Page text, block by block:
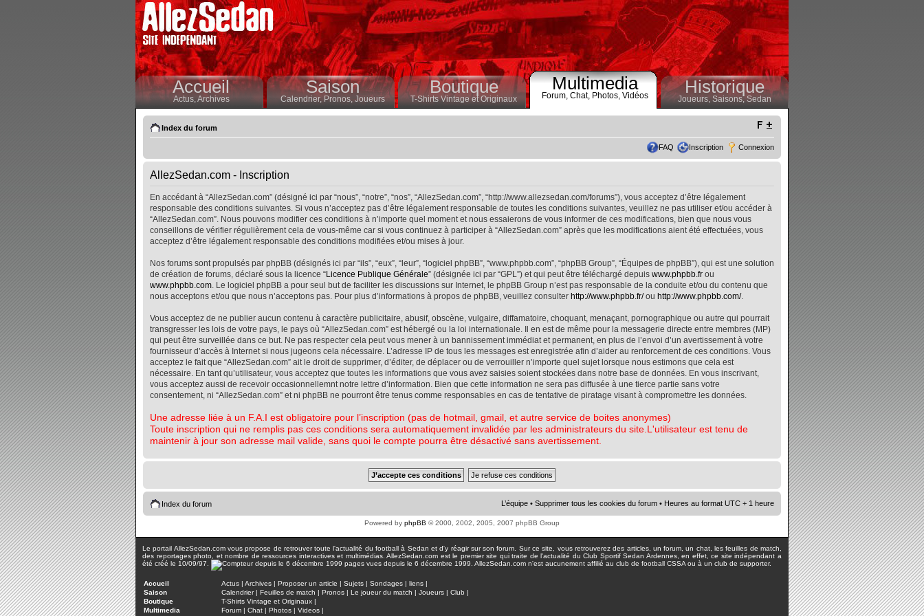
Accueil
Actus,Archives
Saison
Calendrier,Pronos, Joueurs
Boutique
T-Shirts Vintage et Originaux
Multimedia
Forum, Chat, Photos, Vidéos Historique
Joueurs, Saisons,Sedan
Index du forum
FAQ Inscription Connexion
AllezSedan.com - Inscription
En accédant à “AllezSedan.com” (désigné ici par “nous”, “notre”, “nos”, “AllezSedan.com”, “http://www.allezsedan.com/forums”), vous acceptez d’être légalement
responsable des conditions suivantes. Si vous n’acceptez pas d’être légalement responsable de toutes les conditions suivantes, veuillez ne pas utiliser et/ou accéder à
“AllezSedan.com”. Nous pouvons modifier ces conditions à n’importe quel moment et nous essaierons de vous informer de ces modifications, bien que nous vous
conseillons de vérifier régulièrement cela de vous-même car si vous continuez à participer à “AllezSedan.com” après que les modifications aient été effectuées, vous
acceptez d’être légalement responsable des conditions modifiées et/ou mises à jour.
Nos forums sont propulsés par phpBB (désignés ici par “ils”, “eux”, “leur”, “logiciel phpBB”, “www.phpbb.com”, “phpBB Group”, “Équipes de phpBB”), qui est une solution
de création de forums, déclaré sous la licence “Licence Publique Générale” (désignée ici par “GPL”) et qui peut être téléchargé depuis www.phpbb.fr ou
www.phpbb.com. Le logiciel phpBB a pour seul but de faciliter les discussions sur Internet, le phpBB Group n’est pas responsable de la conduite et/ou du contenu que
nous acceptons et/ou que nous n’acceptons pas. Pour plus d’informations à propos de phpBB, veuillez consulter http://www.phpbb.fr/ou http://www.phpbb.com/.
Vous acceptez de ne publier aucun contenu à caractère publicitaire, abusif, obscène, vulgaire, diffamatoire, choquant, menaçant, pornographique ou autre qui pourrait
transgresser les lois de votre pays, le pays où “AllezSedan.com” est hébergé ou la loi internationale. Il en est de même pour la messagerie directe entre membres (MP)
qui peut être surveillée dans ce but. Ne pas respecter cela peut vous mener à un bannissement immédiat et permanent, en plus de l’envoi d’un avertissement à votre
fournisseur d’accès à Internet si nous jugeons cela nécessaire. L’adresse IP de tous les messages est enregistrée afin d’aider au renforcement de ces conditions. Vous
acceptez le fait que “AllezSedan.com” ait le droit de supprimer, d’éditer, de déplacer ou de verrouiller n’importe quel sujet lorsque nous estimons que cela est
nécessaire. En tant qu’utilisateur, vous acceptez que toutes les informations que vous avez saisies soient stockées dans notre base de données. En vous inscrivant,
vous acceptez aussi de recevoir occasionnellemnt notre lettre d’information. Bien que cette information ne sera pas diffusée à une tierce partie sans votre
consentement, ni “AllezSedan.com” et ni phpBB ne pourront être tenus comme responsables en cas de tentative de piratage visant à compromettre les données.
Une adresse liée à un F.A.I est obligatoire pour l’inscription (pas de hotmail, gmail, et autre service de boites anonymes)
Toute inscription qui ne remplis pas ces conditions sera automatiquement invalidée par les administrateurs du site.L'utilisateur est tenu de
maintenir à jour son adresse mail valide, sans quoi le compte pourra être désactivé sans avertissement.
Index du forum L’équipe • Supprimer tous les cookies du forum • Heures au format UTC + 1 heure
Powered by phpBB © 2000, 2002, 2005, 2007 phpBB Group
Le portail AllezSedan.com vous propose de retrouver toute l'actualité du football à Sedan et d'y réagir sur son forum. Sur ce site, vous retrouverez des articles, un forum, un chat, les feuilles de match,
des reportages photo, et nombre de ressources interactives et multimédias. AllezSedan.com est le premier site qui traite de l'actualité du Club Sportif Sedan Ardennes, en effet, ce site indépendant a
été créé le 10/09/97.
pages vues depuis le 6 décembre 1999. AllezSedan.com n'est aucunement affilié au club de football CSSA ou à un club de supporter.
Accueil Actus | Archives | Proposer un article | Sujets | Sondages | liens |
Saison
Calendrier| Feuilles de match | Pronos | Le joueur du match | Joueurs | Club |
Boutique
T-Shirts Vintage et Originaux |
Multimedia
Forum | Chat | Photos | Videos |